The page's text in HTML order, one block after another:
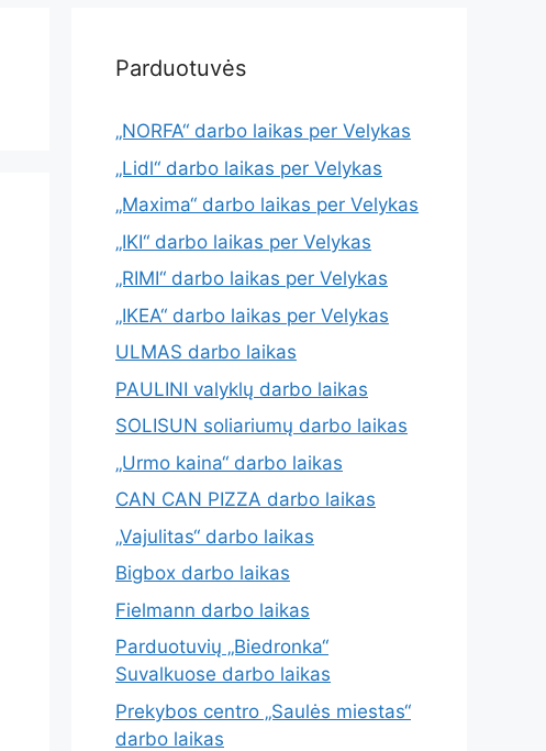
Parduotuvės
„NORFA“ darbo laikas per Velykas
„Lidl“ darbo laikas per Velykas
„Maxima“ darbo laikas per Velykas
„IKI“ darbo laikas per Velykas
„RIMI“ darbo laikas per Velykas
„IKEA“ darbo laikas per Velykas
ULMAS darbo laikas
PAULINI valyklų darbo laikas
SOLISUN soliariumų darbo laikas
„Urmo kaina“ darbo laikas
CAN CAN PIZZA darbo laikas
„Vajulitas“ darbo laikas
Bigbox darbo laikas
Fielmann darbo laikas
Parduotuvių „Biedronka“
Suvalkuose darbo laikas
Prekybos centro „Saulės miestas“
darbo laikas